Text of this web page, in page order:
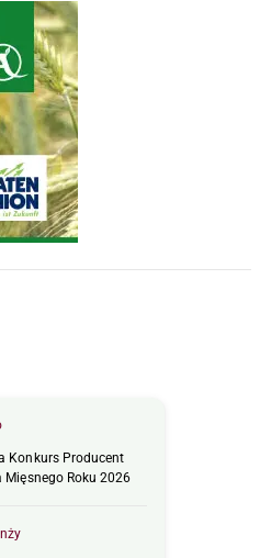
Konkurs Producent
Mięsnego Roku 2026